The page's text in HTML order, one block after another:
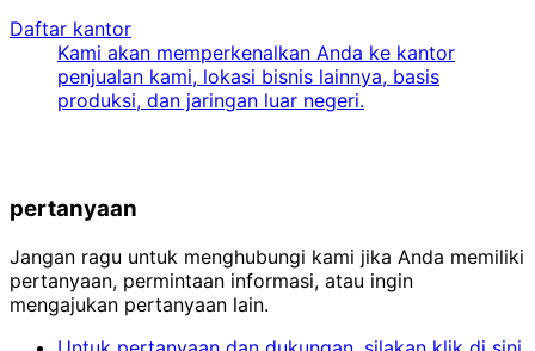
Daftar kantor
Kami akan memperkenalkan Anda ke kantor
penjualan kami, lokasi bisnis lainnya, basis
produksi, dan jaringan luar negeri.
pertanyaan
Jangan ragu untuk menghubungi kami jika Anda memiliki
pertanyaan, permintaan informasi, atau ingin
mengajukan pertanyaan lain.